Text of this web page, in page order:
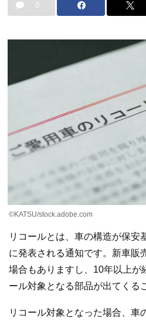
0
©KATSU/stock.adobe.com
リコールとは、車の構造が保安
に発表される通知です。新車販
場合もありますし、10年以上が
ール対象となる部品が出てくる
リコール対象となった場合、車